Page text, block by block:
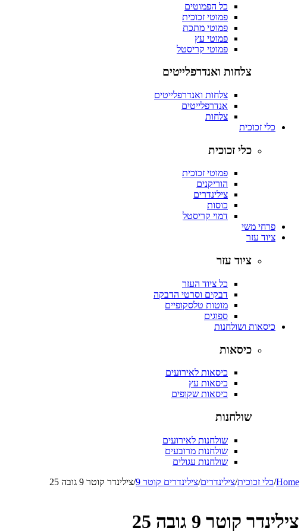
כל הפמוטים
פמוטי זכוכית
פמוטי מתכת
פמוטי עץ
פמוטי קריסטל
צלחות ואנדרפלייטים
צלחות ואנדרפלייטים
אנדרפלייטים
צלחות
כלי זכוכית
כלי זכוכית
פמוטי זכוכית
הוריקנים
צילינדרים
כוסות
דמוי קריסטל
פרחי משי
ציוד עזר
ציוד עזר
כל ציוד העזר
דבקים וסרטי הדבקה
מוטות טלסקופיים
ספוגים
כיסאות ושולחנות
כיסאות
כיסאות לאירועים
כיסאות עץ
כיסאות שקופים
שולחנות
שולחנות לאירועים
שולחנות מרובעים
שולחנות עגולים
Home
/כלי זכוכית/צילינדרים/צילינדרים קוטר 9 /צילינדר קוטר 9 גובה 25
צילינדר קוטר 9 גובה 25